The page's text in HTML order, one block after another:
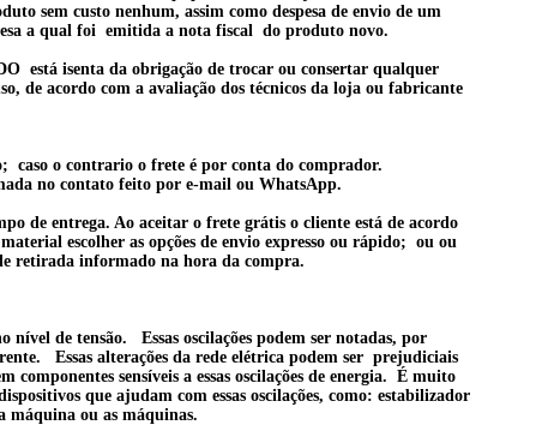
sem custo nenhum, assim como despesa de envio de um
a qual foi emitida a nota fiscal do produto novo.
está isenta da obrigação de trocar ou consertar qualquer
de acordo com a avaliação dos técnicos da loja ou fabricante
caso o contrario o frete é por conta do comprador.
no contato feito por e-mail ou WhatsApp.
de entrega. Ao aceitar o frete grátis o cliente está de acordo
escolher as opções de envio expresso ou rápido; ou ou
retirada informado na hora da compra.
nível de tensão. Essas oscilações podem ser notadas, por
Essas alterações da rede elétrica podem ser prejudiciais
sensíveis a essas oscilações de energia. É muito
que ajudam com essas oscilações, como: estabilizador
máquina ou as máquinas.